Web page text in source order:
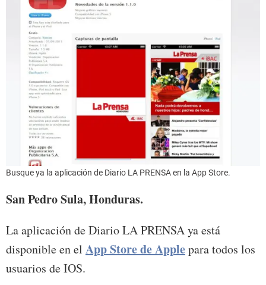
Busque ya la aplicación de Diario LA PRENSA en la App Store.
San Pedro Sula, Honduras.
La aplicación de Diario LA PRENSA ya está
disponible en el App Store de Applepara todos los
usuarios de IOS.